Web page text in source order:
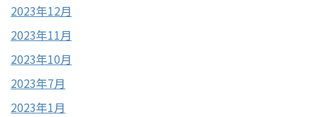
2023年12月
2023年11月
2023年10月
2023年7月
2023年1月